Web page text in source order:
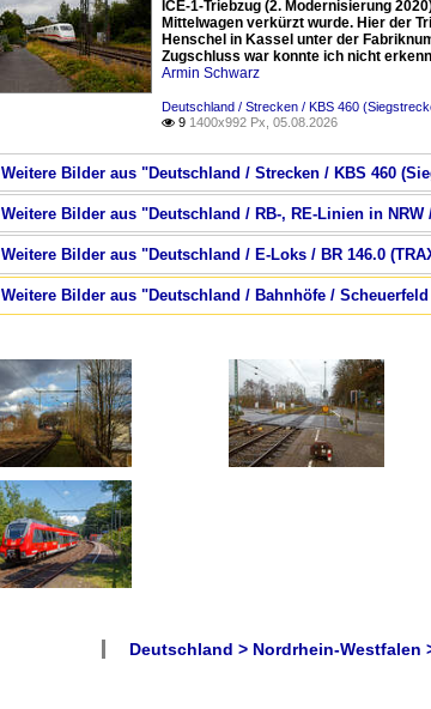
ICE-1-Triebzug (2. Modernisierung
Mittelwagen verkürzt wurde. Hier der
Henschel in Kassel unter der
Zugschluss war konnte ich nicht
Armin Schwarz
Deutschland / Strecken / KBS 460
 9 1400x992 Px, 05.08.2026
Weitere Bilder aus "Deutschland / Strecken / KBS 460
Weitere Bilder aus "Deutschland / RB-, RE-Linien in NRW
Weitere Bilder aus "Deutschland / E-Loks / BR 146.0
Weitere Bilder aus "Deutschland / Bahnhöfe /
Deutschland > Nordrhein-Westfalen